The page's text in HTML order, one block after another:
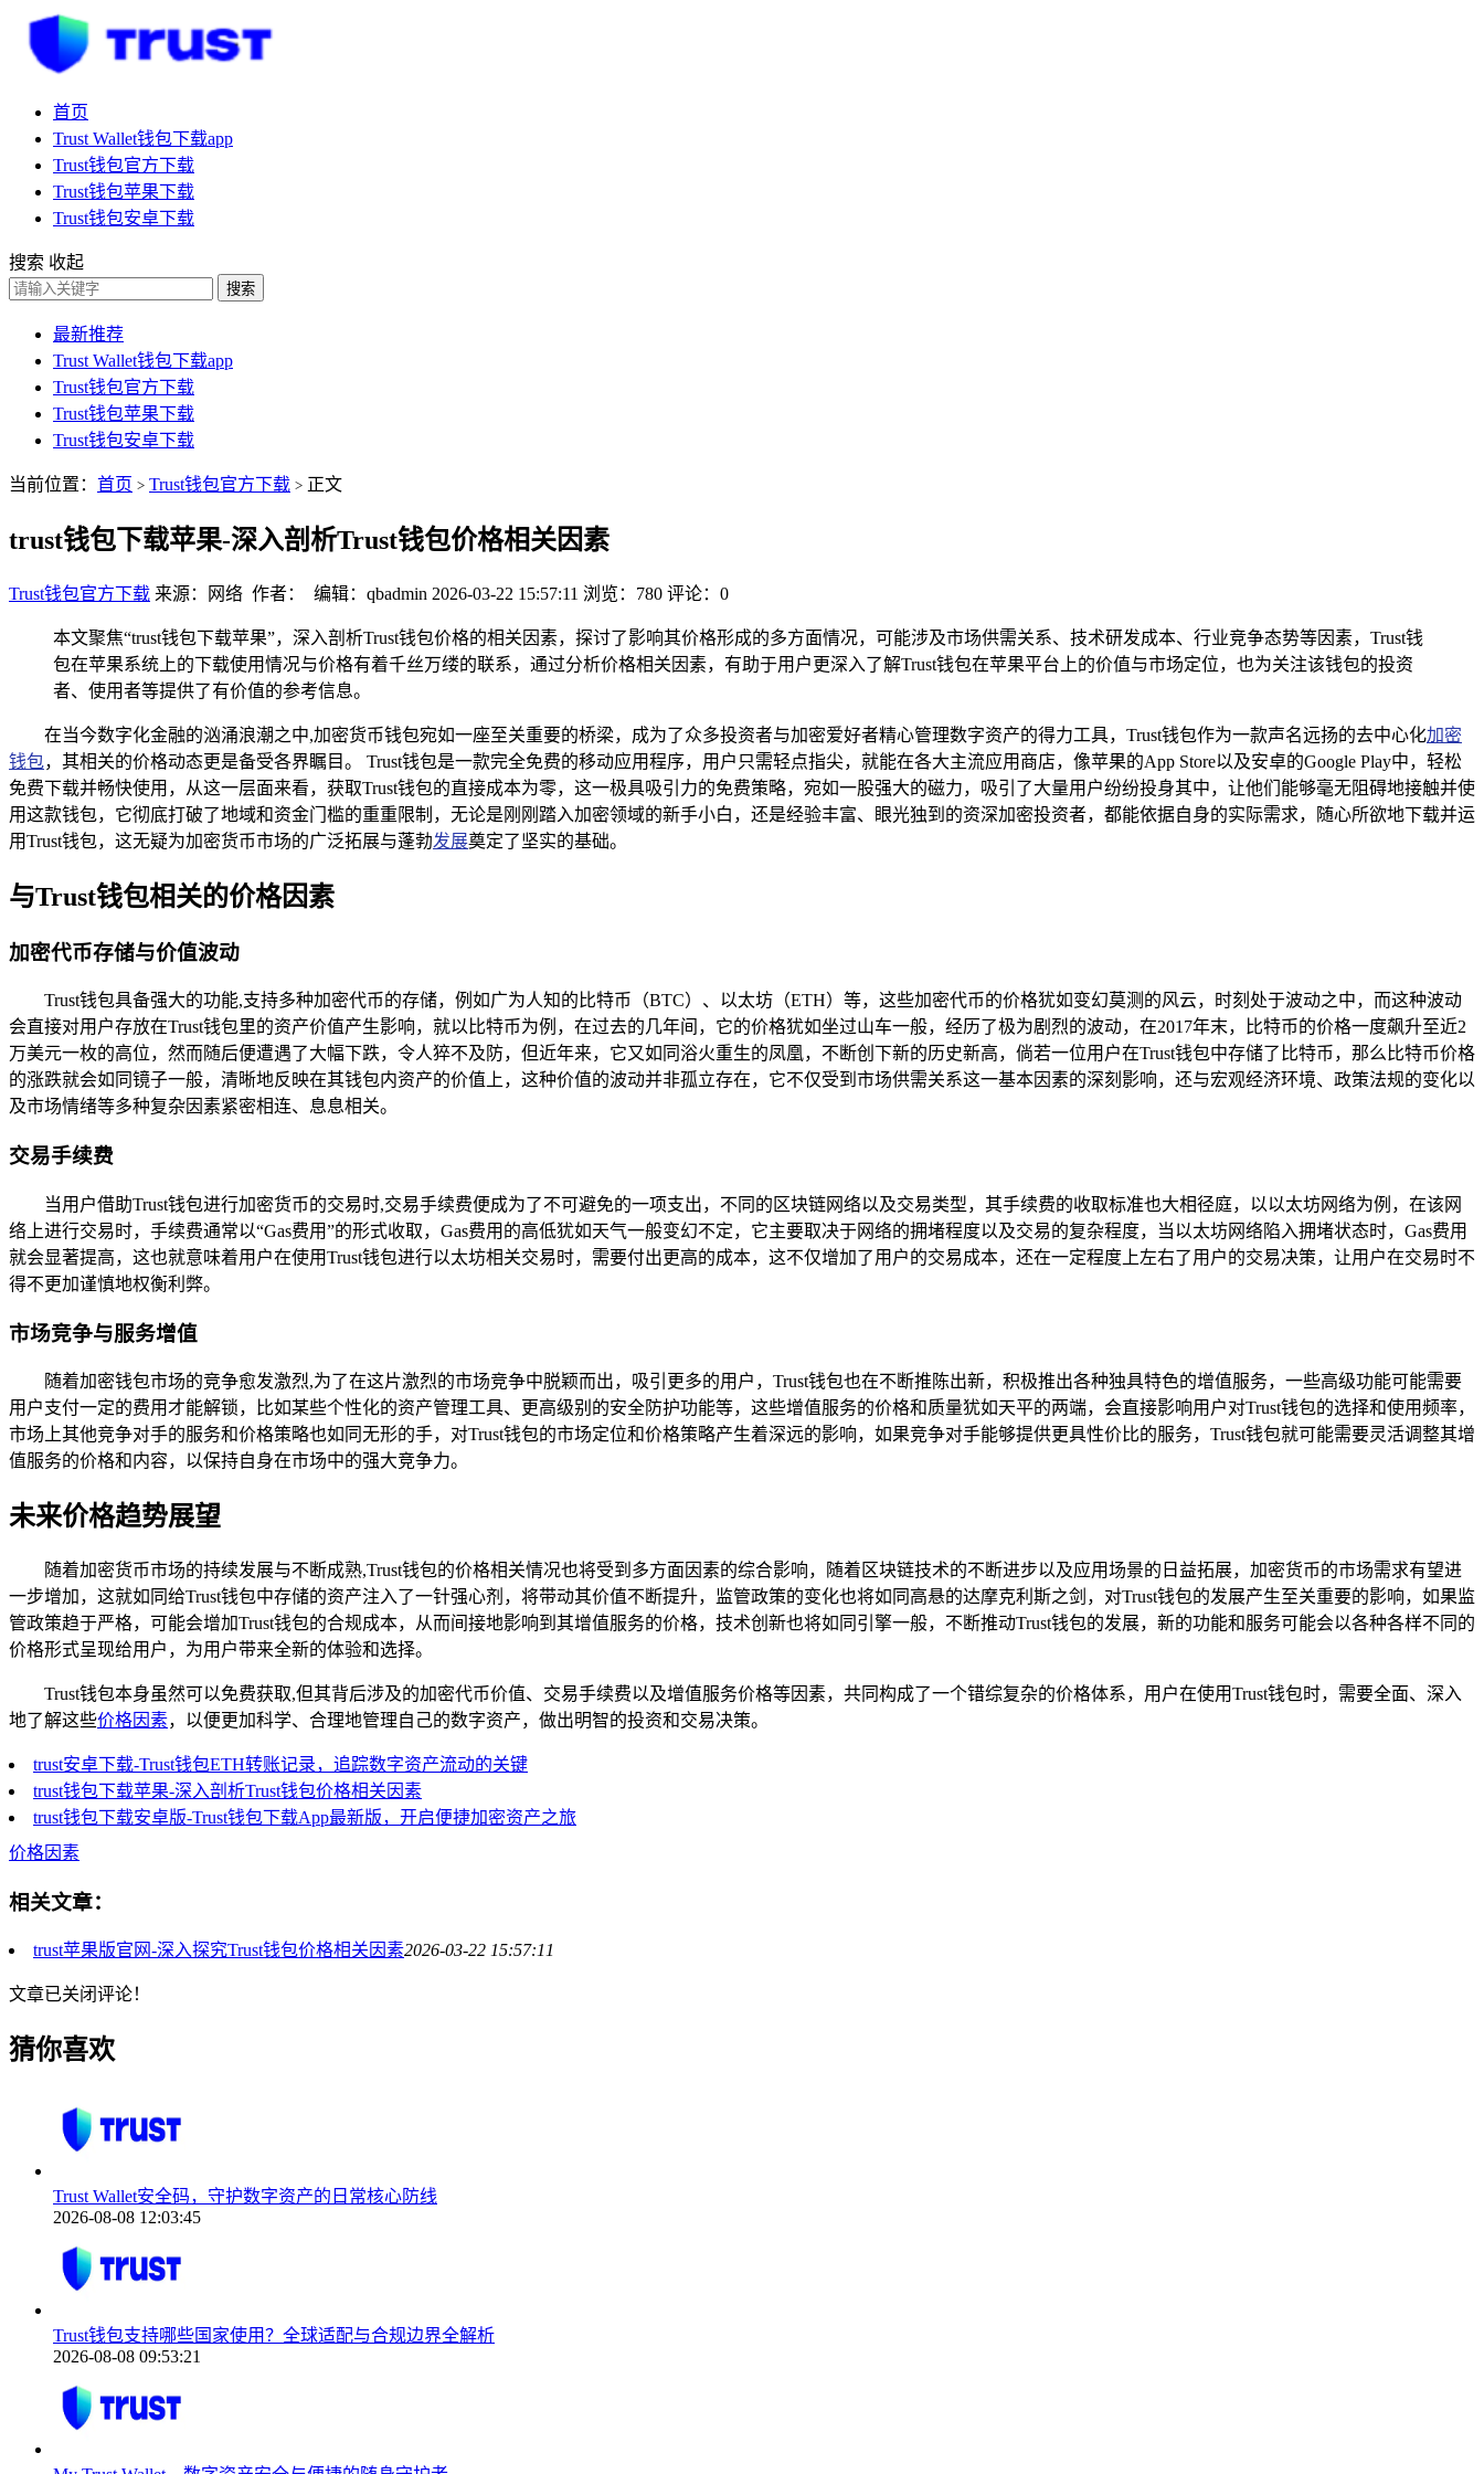
首页
Trust Wallet钱包下载app
Trust钱包官方下载
Trust钱包苹果下载
Trust钱包安卓下载
搜索 收起
搜索
最新推荐
Trust Wallet钱包下载app
Trust钱包官方下载
Trust钱包苹果下载
Trust钱包安卓下载
当前位置： 首页 > Trust钱包官方下载 > 正文
trust钱包下载苹果-深入剖析Trust钱包价格相关因素
Trust钱包官方下载 来源：网络 作者： 编辑：qbadmin 2026-03-22 15:57:11 浏览：780 评论：0
本文聚焦“trust钱包下载苹果”，深入剖析Trust钱包价格的相关因素，探讨了影响其价格形成的多方面情况，可能涉及市场供需关系、技术研发成本、行业竞争态势等因素，Trust钱
包在苹果系统上的下载使用情况与价格有着千丝万缕的联系，通过分析价格相关因素，有助于用户更深入了解Trust钱包在苹果平台上的价值与市场定位，也为关注该钱包的投资
者、使用者等提供了有价值的参考信息。
在当今数字化金融的汹涌浪潮之中,加密货币钱包宛如一座至关重要的桥梁，成为了众多投资者与加密爱好者精心管理数字资产的得力工具，Trust钱包作为一款声名远扬的去中心化加密
钱包，其相关的价格动态更是备受各界瞩目。 Trust钱包是一款完全免费的移动应用程序，用户只需轻点指尖，就能在各大主流应用商店，像苹果的App Store以及安卓的Google Play中，轻松
免费下载并畅快使用，从这一层面来看，获取Trust钱包的直接成本为零，这一极具吸引力的免费策略，宛如一股强大的磁力，吸引了大量用户纷纷投身其中，让他们能够毫无阻碍地接触并使
用这款钱包，它彻底打破了地域和资金门槛的重重限制，无论是刚刚踏入加密领域的新手小白，还是经验丰富、眼光独到的资深加密投资者，都能依据自身的实际需求，随心所欲地下载并运
用Trust钱包，这无疑为加密货币市场的广泛拓展与蓬勃发展奠定了坚实的基础。
与Trust钱包相关的价格因素
加密代币存储与价值波动
Trust钱包具备强大的功能,支持多种加密代币的存储，例如广为人知的比特币（BTC）、以太坊（ETH）等，这些加密代币的价格犹如变幻莫测的风云，时刻处于波动之中，而这种波动
会直接对用户存放在Trust钱包里的资产价值产生影响，就以比特币为例，在过去的几年间，它的价格犹如坐过山车一般，经历了极为剧烈的波动，在2017年末，比特币的价格一度飙升至近2
万美元一枚的高位，然而随后便遭遇了大幅下跌，令人猝不及防，但近年来，它又如同浴火重生的凤凰，不断创下新的历史新高，倘若一位用户在Trust钱包中存储了比特币，那么比特币价格
的涨跌就会如同镜子一般，清晰地反映在其钱包内资产的价值上，这种价值的波动并非孤立存在，它不仅受到市场供需关系这一基本因素的深刻影响，还与宏观经济环境、政策法规的变化以
及市场情绪等多种复杂因素紧密相连、息息相关。
交易手续费
当用户借助Trust钱包进行加密货币的交易时,交易手续费便成为了不可避免的一项支出，不同的区块链网络以及交易类型，其手续费的收取标准也大相径庭，以以太坊网络为例，在该网
络上进行交易时，手续费通常以“Gas费用”的形式收取，Gas费用的高低犹如天气一般变幻不定，它主要取决于网络的拥堵程度以及交易的复杂程度，当以太坊网络陷入拥堵状态时，Gas费用
就会显著提高，这也就意味着用户在使用Trust钱包进行以太坊相关交易时，需要付出更高的成本，这不仅增加了用户的交易成本，还在一定程度上左右了用户的交易决策，让用户在交易时不
得不更加谨慎地权衡利弊。
市场竞争与服务增值
随着加密钱包市场的竞争愈发激烈,为了在这片激烈的市场竞争中脱颖而出，吸引更多的用户，Trust钱包也在不断推陈出新，积极推出各种独具特色的增值服务，一些高级功能可能需要
用户支付一定的费用才能解锁，比如某些个性化的资产管理工具、更高级别的安全防护功能等，这些增值服务的价格和质量犹如天平的两端，会直接影响用户对Trust钱包的选择和使用频率，
市场上其他竞争对手的服务和价格策略也如同无形的手，对Trust钱包的市场定位和价格策略产生着深远的影响，如果竞争对手能够提供更具性价比的服务，Trust钱包就可能需要灵活调整其增
值服务的价格和内容，以保持自身在市场中的强大竞争力。
未来价格趋势展望
随着加密货币市场的持续发展与不断成熟,Trust钱包的价格相关情况也将受到多方面因素的综合影响，随着区块链技术的不断进步以及应用场景的日益拓展，加密货币的市场需求有望进
一步增加，这就如同给Trust钱包中存储的资产注入了一针强心剂，将带动其价值不断提升，监管政策的变化也将如同高悬的达摩克利斯之剑，对Trust钱包的发展产生至关重要的影响，如果监
管政策趋于严格，可能会增加Trust钱包的合规成本，从而间接地影响到其增值服务的价格，技术创新也将如同引擎一般，不断推动Trust钱包的发展，新的功能和服务可能会以各种各样不同的
价格形式呈现给用户，为用户带来全新的体验和选择。
Trust钱包本身虽然可以免费获取,但其背后涉及的加密代币价值、交易手续费以及增值服务价格等因素，共同构成了一个错综复杂的价格体系，用户在使用Trust钱包时，需要全面、深入
地了解这些价格因素，以便更加科学、合理地管理自己的数字资产，做出明智的投资和交易决策。
trust安卓下载-Trust钱包ETH转账记录，追踪数字资产流动的关键
trust钱包下载苹果-深入剖析Trust钱包价格相关因素
trust钱包下载安卓版-Trust钱包下载App最新版，开启便捷加密资产之旅
价格因素
相关文章：
trust苹果版官网-深入探究Trust钱包价格相关因素2026-03-22 15:57:11
文章已关闭评论！
猜你喜欢
Trust Wallet安全码，守护数字资产的日常核心防线
2026-08-08 12:03:45
Trust钱包支持哪些国家使用？全球适配与合规边界全解析
2026-08-08 09:53:21